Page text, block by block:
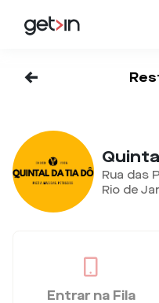
<-
Rua das
Rio de
Entrar na Fila